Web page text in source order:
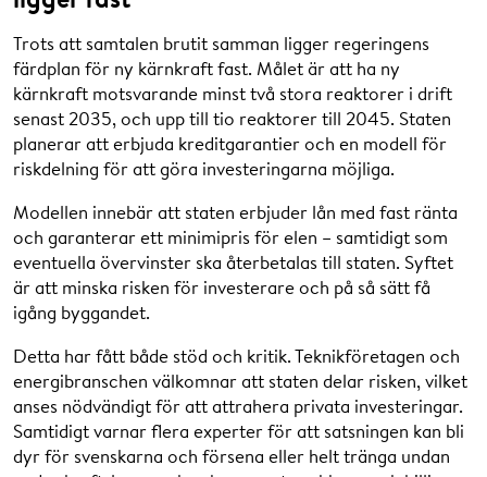
Trots att samtalen brutit samman ligger regeringens
färdplan för ny kärnkraft fast. Målet är att ha ny
kärnkraft motsvarande minst två stora reaktorer i drift
senast 2035, och upp till tio reaktorer till 2045. Staten
planerar att erbjuda kreditgarantier och en modell för
riskdelning för att göra investeringarna möjliga.
Modellen innebär att staten erbjuder lån med fast ränta
och garanterar ett minimipris för elen – samtidigt som
eventuella övervinster ska återbetalas till staten. Syftet
är att minska risken för investerare och på så sätt få
igång byggandet.
Detta har fått både stöd och kritik. Teknikföretagen och
energibranschen välkomnar att staten delar risken, vilket
anses nödvändigt för att attrahera privata investeringar.
Samtidigt varnar flera experter för att satsningen kan bli
dyr för svenskarna och försena eller helt tränga undan